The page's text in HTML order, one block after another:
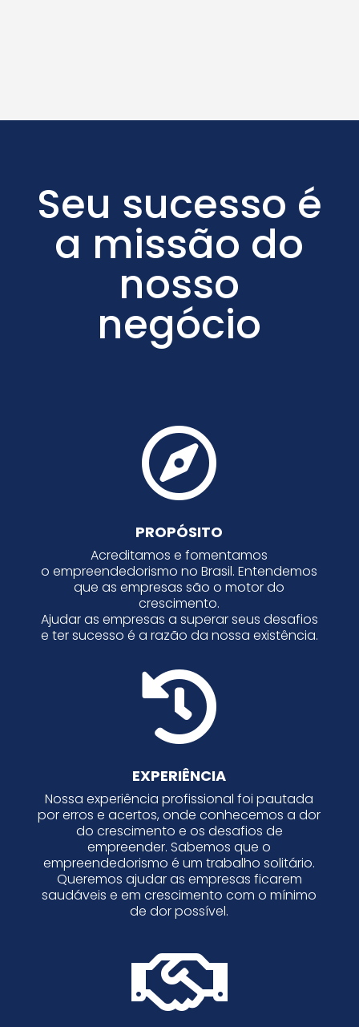
Seu sucesso é
a missão do
nosso
negócio

PROPÓSITO
Acreditamos e fomentamos
o empreendedorismo no Brasil. Entendemos
que as empresas são o motor do
crescimento.
Ajudar as empresas a superar seus desafios
e ter sucesso é a razão da nossa existência.

EXPERIÊNCIA
Nossa experiência profissional foi pautada
por erros e acertos, onde conhecemos a dor
do crescimento e os desafios de
empreender. Sabemos que o
empreendedorismo é um trabalho solitário.
Queremos ajudar as empresas ficarem
saudáveis e em crescimento com o mínimo
de dor possível.
